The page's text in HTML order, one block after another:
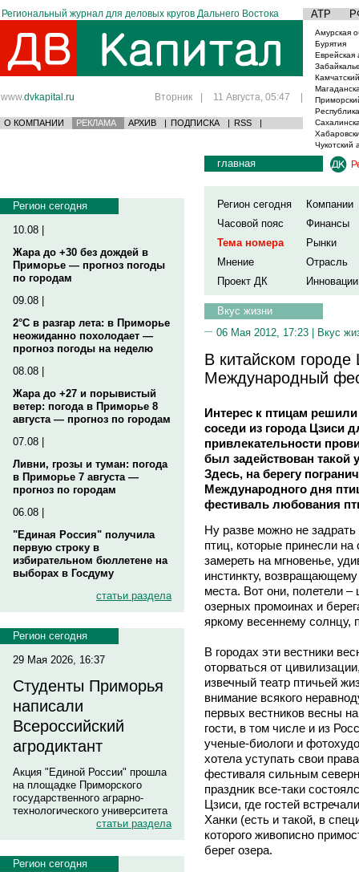
Региональный журнал для деловых кругов Дальнего Востока АТР
www.dvkapital.ru Вторник | 11 Августа, 05:47 |
О КОМПАНИИ РЕКЛАМА АРХИВ | ПОДПИСКА | RSS |
Амурская
Бурятия
Еврейская
Чукотский
Регион сегодня
10.08 |
Жара до +30 без дождей в
Приморье — прогноз погоды
по городам
09.08 |
2°C в разгар лета: в Приморье
неожиданно похолодает —
прогноз погоды на неделю
08.08 |
Жара до +27 и порывистый
ветер: погода в Приморье 8
августа — прогноз по городам
07.08 |
Ливни, грозы и туман: погода
в Приморье 7 августа —
прогноз по городам
06.08 |
"Единая Россия" получила
первую строку в
избирательном бюллетене на
выборах в Госдуму
статьи раздела
Регион сегодня
29 Мая 2026, 16:37
Студенты Приморья
написали
Всероссийский
агродиктант
Акция "Единой России" прошла
на площадке Приморского
государственного аграрно-
технологического университета
статьи раздела
Регион сегодня
главная
Регион сегодня
Компании
Часовой пояс
Финансы
Тема номера
Рынки
Мнение
Отрасль
Проект ДК
Инновации
Вкус жизни
06 Мая 2012, 17:23 | Вкус
В китайском
Международный
Интерес к птицам
соседи из города Цзиси
привлекательности
был задействован такой
Здесь, на берегу
Международного дня
фестиваль любования
Ну разве можно не
птиц, которые принесли
замереть на мгновенье,
инстинкту,
места. Вот они, полетели
озерных промоинах и
яркому весеннему
В городах эти вестники
оторваться от
извечный театр птичьей
внимание всякого
первых вестников весны
гости, в том числе и из
ученые-биологи и
хотела уступать свои
фестиваля сильным
праздник все-таки
Цзиси, где гостей
Ханки (есть и такой, в
которого живописно
берег озера.